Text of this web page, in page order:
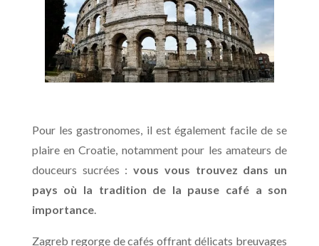
Pour les gastronomes, il est également facile de se
plaire en Croatie, notamment pour les amateurs de
douceurs sucrées :vous vous trouvez dans un
pays où la tradition de la pause café a son
importance.
Zagreb regorge de cafés offrant délicats breuvages